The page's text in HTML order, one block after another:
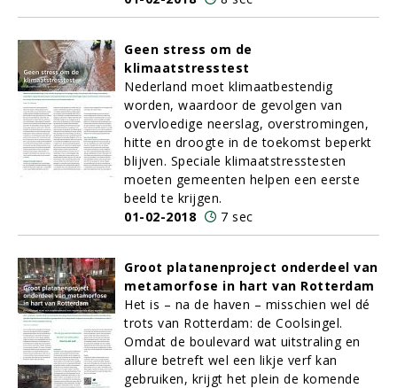
Geen stress om de
klimaatstresstest
Nederland moet klimaatbestendig
worden, waardoor de gevolgen van
overvloedige neerslag, overstromingen,
hitte en droogte in de toekomst beperkt
blijven. Speciale klimaatstresstesten
moeten gemeenten helpen een eerste
beeld te krijgen.
01-02-2018
7 sec
Groot platanenproject onderdeel van
metamorfose in hart van Rotterdam
Het is – na de haven – misschien wel dé
trots van Rotterdam: de Coolsingel.
Omdat de boulevard wat uitstraling en
allure betreft wel een likje verf kan
gebruiken, krijgt het plein de komende